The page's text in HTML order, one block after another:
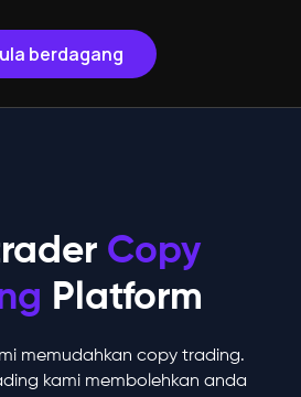
berdagang
Copy
Platform
memudahkan copy trading.
kami membolehkan anda